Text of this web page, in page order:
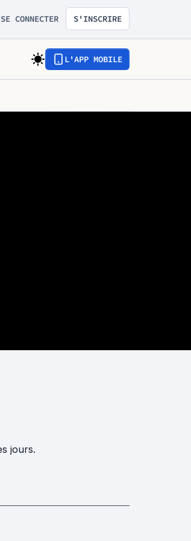
SE CONNECTER S'INSCRIRE
L'APP MOBILE
jours.